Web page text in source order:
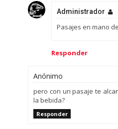
Administrador
Pasajes en mano
Responder
Anónimo
pero con un pasaje te
la bebida?
Responder